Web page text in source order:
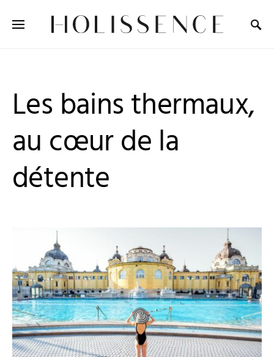
Les bains thermaux,
au cœur de la
détente